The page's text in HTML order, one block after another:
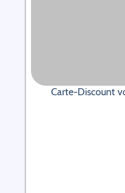
Carte-Discount